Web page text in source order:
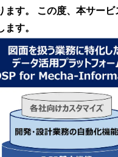
ます。 この度、本サー
ます。